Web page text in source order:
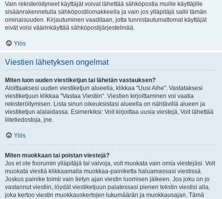
Vain rekisteröityneet käyttäjät voivat lähettää sähköpostia muille käyttäjille
sisäänrakennetulla sähköpostilomakkeella ja vain jos ylläpitäjä sallii tämän
ominaisuuden. Kirjautuminen vaaditaan, jotta tunnistautumattomat käyttäjät
eivät voisi väärinkäyttää sähköpostijärjestelmää.
Ylös
Viestien lähetyksen ongelmat
Miten luon uuden viestiketjun tai lähetän vastauksen?
Aloittaaksesi uuden viestiketjun alueella, klikkaa "Uusi Aihe". Vastataksesi
viestiketjuun klikkaa "Vastaa Viestiin". Viestien kirjoittaminen voi vaatia
rekisteröitymisen. Lista sinun oikeuksistasi alueella on nähtävillä alueen ja
viestiketjun alalaidassa. Esimerkiksi: Voit kirjoittaa uusia viestejä, Voit lähettää
liitetiedostoja, jne.
Ylös
Miten muokkaan tai poistan viestejä?
Jos et ole foorumin ylläpitäjä tai valvoja, voit muokata vain omia viestejäsi. Voit
muokata viestiä klikkaamalla muokkaa-painiketta haluamassasi viestissä.
Joskus painike toimii vain tietyn ajan viestin luomisen jälkeen. Jos joku on jo
vastannut viestiin, löydät viestiketjuun palatessasi pienen tekstin viestisi alla,
joka kertoo viestin muokkauskertojen lukumäärän ja muokkausajan. Tämä